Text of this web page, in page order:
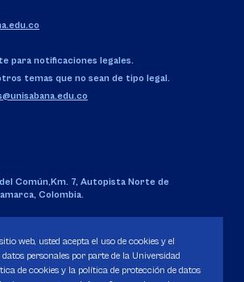
para notificaciones legales.
temas que no sean de tipo legal.
Común,Km. 7, Autopista Norte de
Colombia.
130 del 14 de enero de 1980.
Nacional.
web, usted acepta el uso de cookies y el
personales por parte de la Universidad
de cookies y la política de protección de datos